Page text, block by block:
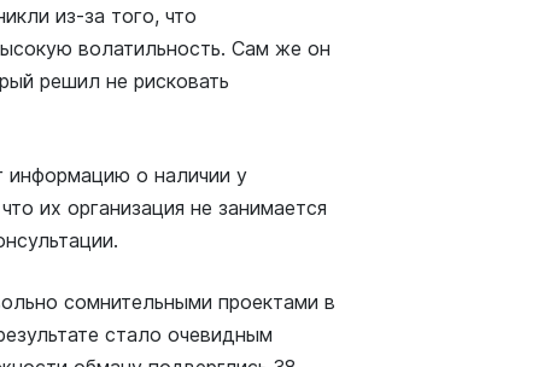
из-за того, что
волатильность. Сам же он
решил не рисковать
информацию о наличии у
их организация не занимается
сомнительными проектами в
стало очевидным